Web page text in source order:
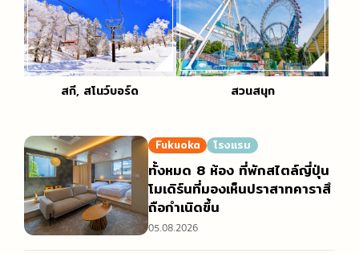
สกี, สโนว์บอร์ด สวนสนุก
Fukuoka โรงแรม
ทั้งหมด 8 ห้อง ที่พักสไตล์ญี่ปุ่น
โมเดิร์นที่มองเห็นปราสาทคาราสึ
ถือกำเนิดขึ้น
05.08.2026